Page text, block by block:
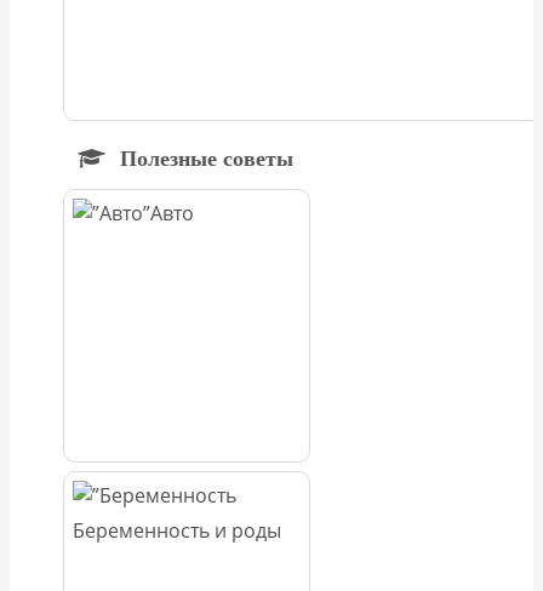
Полезные советы
Авто
Беременность и роды